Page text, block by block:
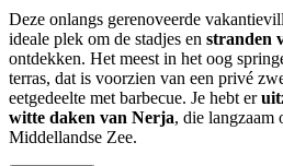
Deze onlangs gerenoveerde
ideale plek om de stadjes en stranden
ontdekken. Het meest in het oog
terras, dat is voorzien van een privé
eetgedeelte met barbecue. Je hebt er
witte daken van Nerja, die langzaam
Middellandse Zee.